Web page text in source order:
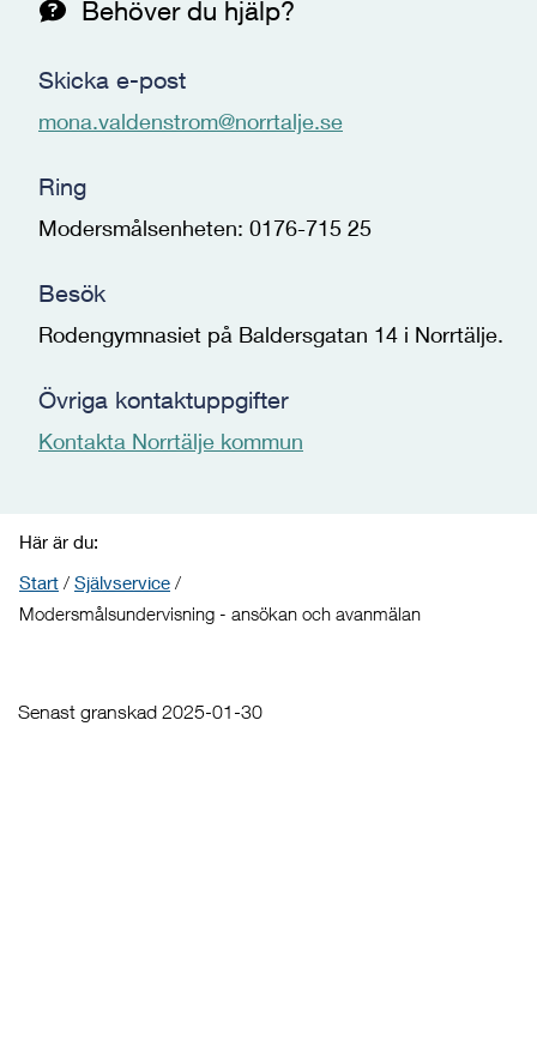
Behöver du hjälp?
Skicka e-post
mona.valdenstrom@norrtalje.se
Ring
Modersmålsenheten: 0176-715 25
Besök
Rodengymnasiet på Baldersgatan 14 i Norrtälje.
Övriga kontaktuppgifter
Kontakta Norrtälje kommun
Här är du:
Start / Självservice /
Modersmålsundervisning - ansökan och avanmälan
Senast granskad 2025-01-30